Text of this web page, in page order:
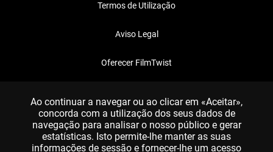
Termos de Utilização
Aviso Legal
Oferecer FilmTwist
Ao continuar a navegar ou ao clicar em «Aceitar»,
concorda com a utilização dos seus dados de
navegação para analisar o nosso público e gerar
estatísticas. Isto permite-lhe manter as suas
informações de sessão e fornecer-lhe um acesso